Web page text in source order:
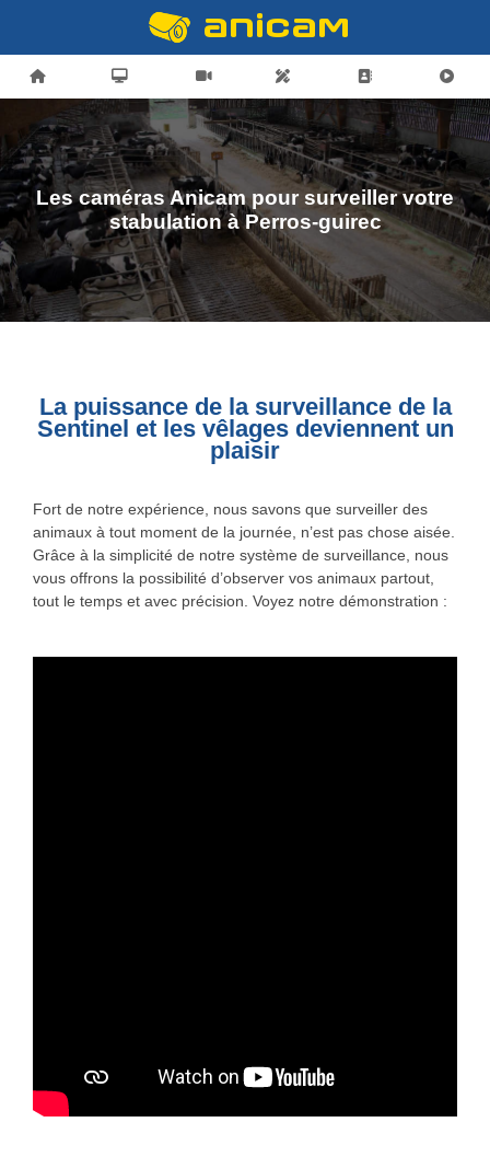
Les caméras Anicam pour surveiller votre
stabulation à Perros-guirec
La puissance de la surveillance de la
Sentinel et les vêlages deviennent un
plaisir
Fort de notre expérience, nous savons que surveiller des
animaux à tout moment de la journée, n’est pas chose aisée.
Grâce à la simplicité de notre système de surveillance, nous
vous offrons la possibilité d’observer vos animaux partout,
tout le temps et avec précision. Voyez notre démonstration :